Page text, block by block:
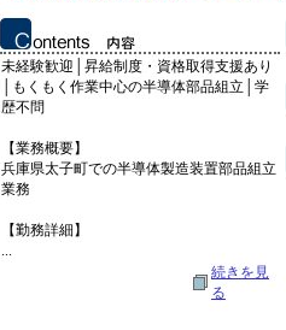
未経験歓迎│昇給制度・資格取得支援あり
│もくもく作業中心の半導体部品組立│学
歴不問
【業務概要】
兵庫県太子町での半導体製造装置部品組立
業務
【勤務詳細】
...
続きを見
る